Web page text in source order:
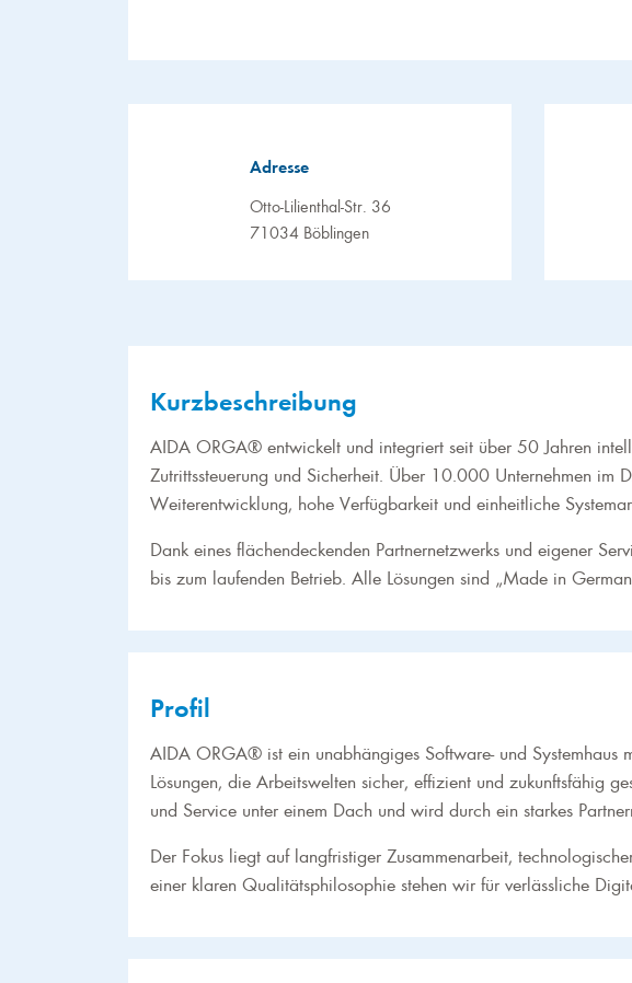
Adresse
Otto-Lilienthal-Str. 36
71034 Böblingen
Kurzbeschreibung
AIDA ORGA® entwickelt und integriert seit über 50 Jahren
Zutrittssteuerung und Sicherheit. Über 10.000 Unternehmen
Weiterentwicklung, hohe Verfügbarkeit und einheitliche
Dank eines flächendeckenden Partnernetzwerks und eigener
bis zum laufenden Betrieb. Alle Lösungen sind „Made in
Profil
AIDA ORGA® ist ein unabhängiges Software- und Systemhaus
Lösungen, die Arbeitswelten sicher, effizient und zukunftsfähig
und Service unter einem Dach und wird durch ein starkes
Der Fokus liegt auf langfristiger Zusammenarbeit,
einer klaren Qualitätsphilosophie stehen wir für verlässliche